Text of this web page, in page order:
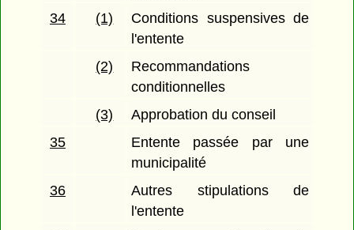
34
(1)
Conditions suspensives de
l'entente
(2)
Recommandations
conditionnelles
(3)
Approbation du conseil
35
Entente passée par une
municipalité
36
Autres stipulations de
l'entente